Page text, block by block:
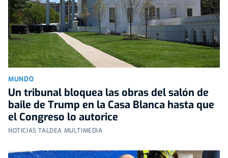
MUNDO
Un tribunal bloquea las obras del salón de
baile de Trump en la Casa Blanca hasta que
el Congreso lo autorice
NOTICIAS TALDEA MULTIMEDIA